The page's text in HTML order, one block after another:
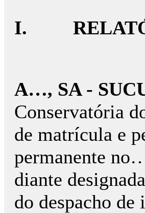
I.
A…, SA -
Conservatória
de matrícula e
permanente
diante
do despacho